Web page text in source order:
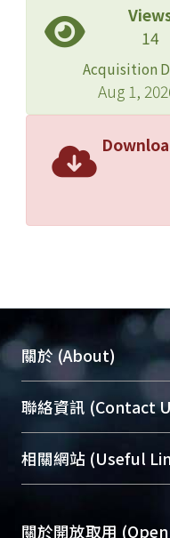
14
Acquisition
Aug 1,
關於 (About)
臺大位居世界頂尖
展現本校豐碩的研
機構典藏（NTUR）
台，成為臺大學術
成果。
聯絡資訊 (Contact
總館學科館員(Main
醫學圖書館學科館員
Sciences Library)
相關網站 (Useful
關於開放取用 (Open